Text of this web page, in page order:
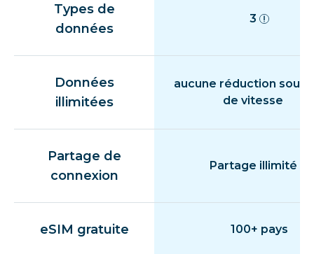
Types de
données
3
Données
illimitées
aucune réduction
de vitesse
Partage de
connexion
Partage illimité
eSIM gratuite 100+ pays